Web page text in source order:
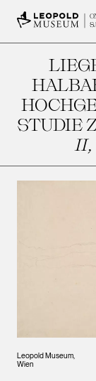
STUDIE
II,
Leopold Museum,
Wien